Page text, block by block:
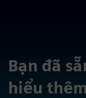
Bạn đã
hiểu